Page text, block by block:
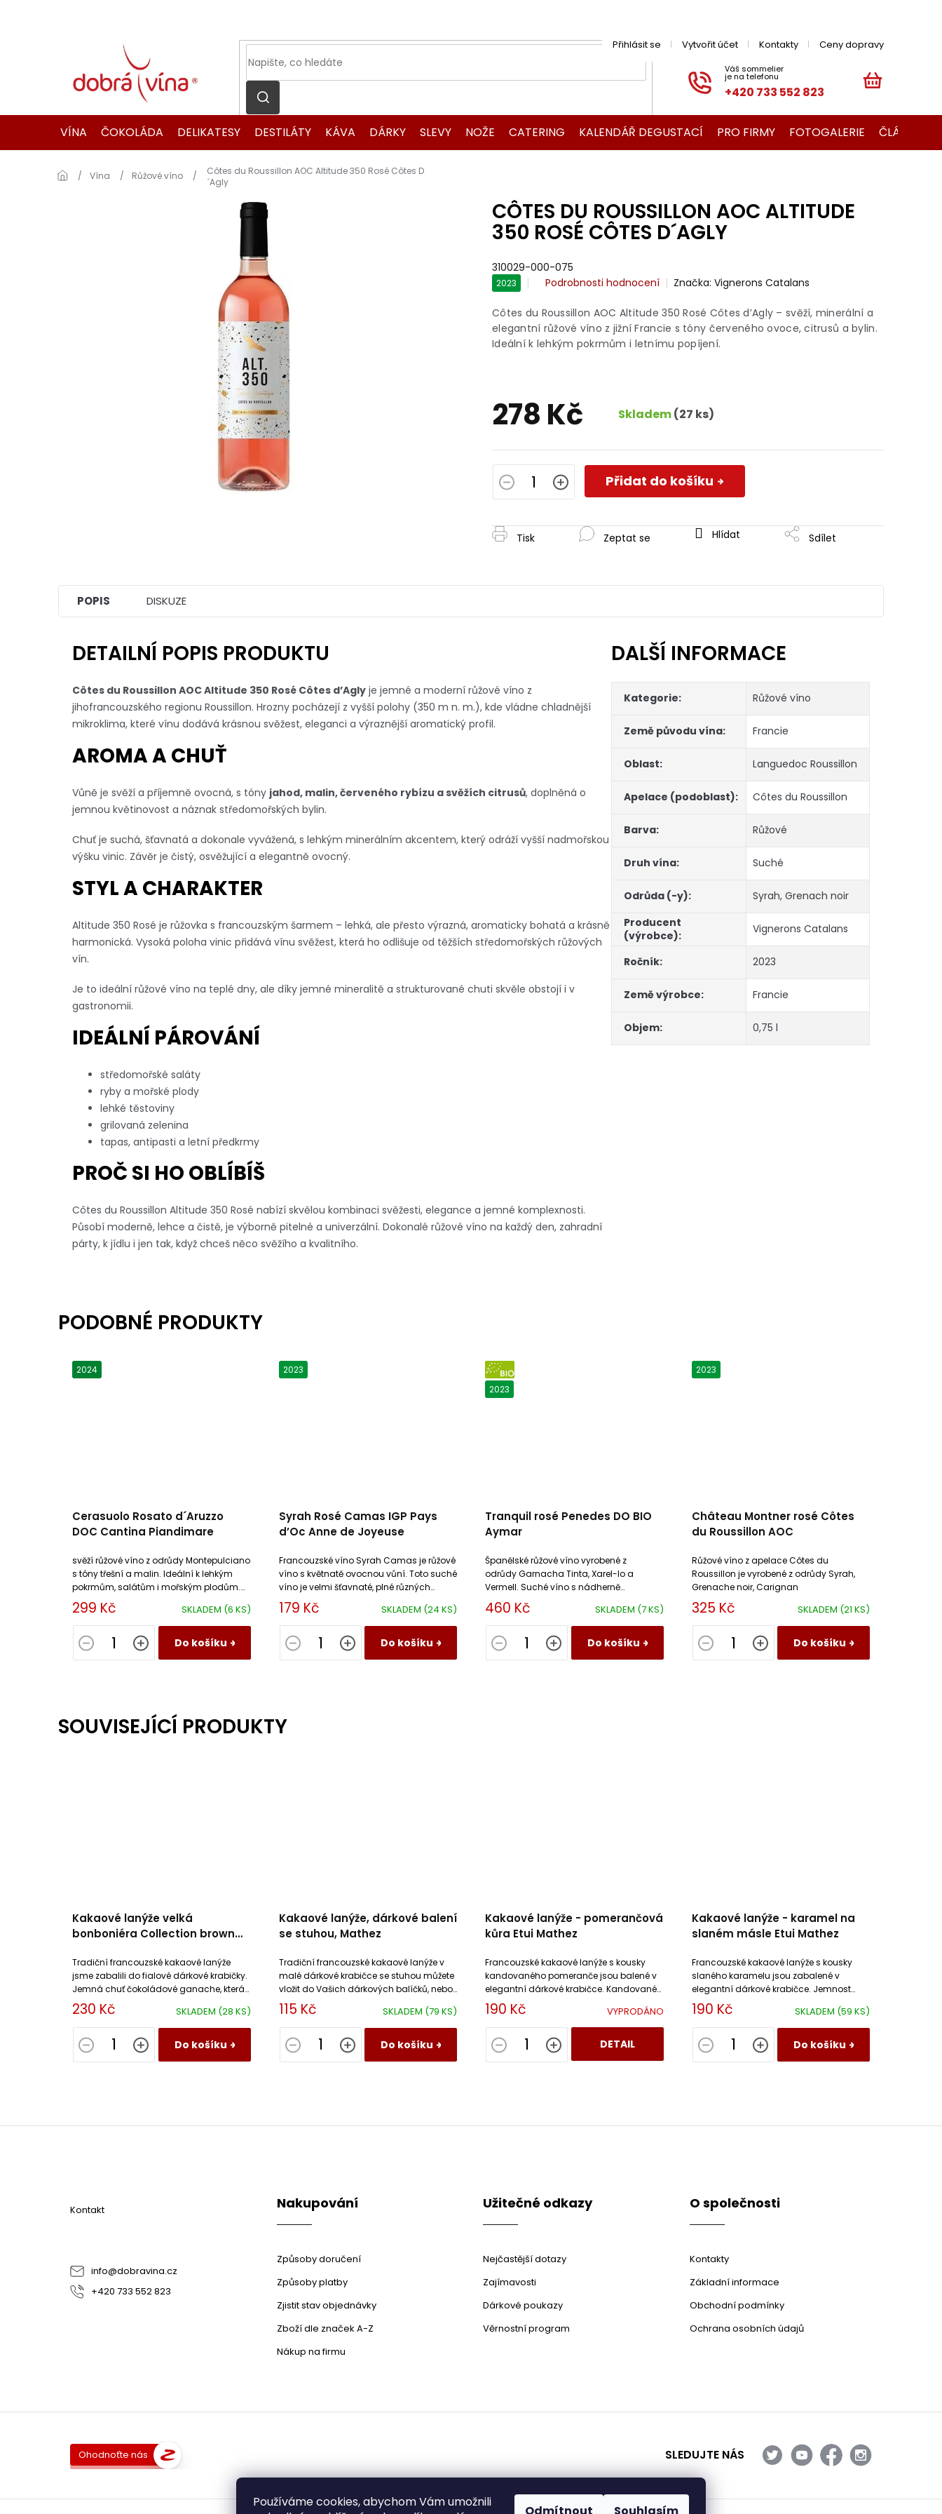
Používáme cookies, abychom Vám umožnili
+420 733 552 823
Přihlásit se Vytvořit účet Kontakty Ceny dopravy
KOŠÍK
VÍNA
ČOKOLÁDA DELIKATESY DESTILÁTY KÁVA DÁRKY SLEVY NOŽE CATERING KALENDÁŘ DEGUSTACÍ PRO FIRMY FOTOGALERIE ČLÁNKY O
Domů
Vína Růžové víno
Côtes du Roussillon AOC Altitude 350 Rosé Côtes D
´Agly
CÔTES DU ROUSSILLON AOC ALTITUDE
350 ROSÉ CÔTES D´AGLY
310029-000-075
2023
Průměrné
produktu
je
0,0
z
Podrobnosti hodnocení Značka: Vignerons Catalans
Côtes du Roussillon AOC Altitude 350 Rosé Côtes d’Agly – svěží, minerální a
elegantní růžové víno z jižní Francie s tóny červeného ovoce, citrusů a bylin.
Ideální k lehkým pokrmům i letnímu popíjení.
278 Kč Skladem(27 ks)
Měrná
cena:
Přidat do košíku
Tisk Zeptat se Hlídat Sdílet
POPIS DISKUZE
DETAILNÍ POPIS PRODUKTU
Côtes du Roussillon AOC Altitude 350 Rosé Côtes d’Agly je jemné a moderní růžové víno z
jihofrancouzského regionu Roussillon. Hrozny pocházejí z vyšší polohy (350 m n. m.), kde vládne chladnější
mikroklima, které vínu dodává krásnou svěžest, eleganci a výraznější aromatický profil.
AROMA A CHUŤ
Vůně je svěží a příjemně ovocná, s tóny jahod, malin, červeného rybízu a svěžích citrusů, doplněná o
jemnou květinovost a náznak středomořských bylin.
Chuť je suchá, šťavnatá a dokonale vyvážená, s lehkým minerálním akcentem, který odráží vyšší nadmořskou
výšku vinic. Závěr je čistý, osvěžující a elegantně ovocný.
STYL A CHARAKTER
Altitude 350 Rosé je růžovka s francouzským šarmem – lehká, ale přesto výrazná, aromaticky bohatá a krásně
harmonická. Vysoká poloha vinic přidává vínu svěžest, která ho odlišuje od těžších středomořských růžových
vín.
Je to ideální růžové víno na teplé dny, ale díky jemné mineralitě a strukturované chuti skvěle obstojí i v
gastronomii.
IDEÁLNÍ PÁROVÁNÍ
středomořské saláty
ryby a mořské plody
lehké těstoviny
grilovaná zelenina
tapas, antipasti a letní předkrmy
PROČ SI HO OBLÍBÍŠ
Côtes du Roussillon Altitude 350 Rosé nabízí skvělou kombinaci svěžesti, elegance a jemné komplexnosti.
Působí moderně, lehce a čistě, je výborně pitelné a univerzální. Dokonalé růžové víno na každý den, zahradní
párty, k jídlu i jen tak, když chceš něco svěžího a kvalitního.
DALŠÍ INFORMACE
Kategorie: Růžové víno
Země původu vína: Francie
Oblast: Languedoc Roussillon
Apelace (podoblast): Côtes du Roussillon
Barva: Růžové
Druh vína: Suché
Odrůda (-y): Syrah, Grenach noir
Producent
(výrobce): Vignerons Catalans
Ročník: 2023
Země výrobce: Francie
Objem: 0,75 l
2024
Cerasuolo Rosato d´Aruzzo
DOC Cantina Piandimare
SKLADEM (6 KS)
299 Kč
Do košíku
svěží růžové víno z odrůdy Montepulciano
s tóny třešní a malin. Ideální k lehkým
pokrmům, salátům i mořským plodům.
Objevte chuť Abruzza
2023
Syrah Rosé Camas IGP Pays
d’Oc Anne de Joyeuse
SKLADEM (24 KS)
179 Kč
Do košíku
Francouzské víno Syrah Camas je růžové
víno s květnatě ovocnou vůní. Toto suché
víno je velmi šťavnaté, plné různých
nuancí domácího i tropického ovoce.
BIO
2023
Tranquil rosé Penedes DO BIO
Aymar
SKLADEM (7 KS)
460 Kč
Do košíku
Španělské růžové víno vyrobené z
odrůdy Garnacha Tinta, Xarel-lo a
Vermell. Suché víno s nádherně
ovocným projevem.
2023
Château Montner rosé Côtes
du Roussillon AOC
SKLADEM (21 KS)
325 Kč
Do košíku
Růžové víno z apelace Côtes du
Roussillon je vyrobené z odrůdy Syrah,
Grenache noir, Carignan
SOUVISEJÍCÍ PRODUKTY
Kakaové lanýže velká
bonboniéra Collection brown
SKLADEM (28 KS)
230 Kč
Do košíku
Tradiční francouzské kakaové lanýže
jsme zabalili do fialové dárkové krabičky.
Jemná chuť čokoládové ganache, která
je obalená kakaem Vás prostě dostane.
Kakaové lanýže, dárkové balení
se stuhou, Mathez
SKLADEM (79 KS)
115 Kč
Do košíku
Tradiční francouzské kakaové lanýže v
malé dárkové krabičce se stuhou můžete
vložit do Vašich dárkových balíčků, nebo
darovat samotné.
Kakaové lanýže - pomerančová
kůra Etui Mathez
VYPRODÁNO
190 Kč
DETAIL
Francouzské kakaové lanýže s kousky
kandovaného pomeranče jsou balené v
elegantní dárkové krabičce. Kandované
ovoce příjemně doplní sametovou
texturu lanýže.
Kakaové lanýže - karamel na
slaném másle Etui Mathez
SKLADEM (59 KS)
190 Kč
Do košíku
Francouzské kakaové lanýže s kousky
slaného karamelu jsou zabalené v
elegantní dárkové krabičce. Jemnost
lanýžů se prolíná s křupavými kousky
karamelu.
Z
Kontakt
info@dobravina.cz
+420 733 552 823
Nakupování
Způsoby doručení
Způsoby platby
Zjistit stav objednávky
Zboží dle značek A-Z
Nákup na firmu
Užitečné odkazy
Nejčastější dotazy
Zajímavosti
Dárkové poukazy
Věrnostní program
O společnosti
Kontakty
Základní informace
Obchodní podmínky
Ochrana osobních údajů
Ohodnoťte nás SLEDUJTE NÁS